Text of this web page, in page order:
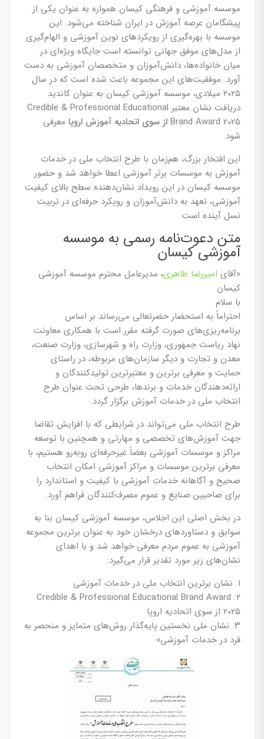
موسسه آموزشی و فرهنگی کیسان همواره به عنوان یکی از
پیشگامان عرصه آموزش در ایران شناخته می‌شود. این
موسسه با بهره‌گیری از رویکردهای نوین آموزشی و الهام‌گیری
از مدل‌های موفق جهانی توانسته است جایگاه ویژه‌ای در
میان خانواده‌ها، دانش‌آموزان و متخصصان آموزشی به دست
آورد. موفقیت‌های این مجموعه باعث شده است که در سال
۲۰۲۵ میلادی، موسسه آموزشی کیسان به عنوان کاندید
دریافت نشان معتبر Credible & Professional Educational
Brand Award 2025 از سوی اتحادیه آموزش اروپا معرفی
شود.
این افتخار بزرگ، هم‌زمان با طرح انتخاب ملی در خدمات
آموزش به موسسات برتر آموزشی اعطا خواهد شد و حضور
موسسه کیسان در این رویداد نشان‌دهنده سطح بالای کیفیت
آموزشی، تعهد به دانش‌آموزان و رویکرد حرفه‌ای در تربیت
نسل آینده است.
متن دعوت‌نامه رسمی به موسسه
آموزشی کیسان
«آقای امیررضا طاهری، مدیرعامل محترم موسسه آموزشی
کیسان
با سلام
احتراماً به استحضار حضرتعالی می‌رساند بر اساس
برنامه‌ریزی‌های صورت گرفته مقرر است با همکاری معاونت
نهاد ریاست جمهوری، وزارت راه و شهرسازی، وزارت صنعت،
معدن و تجارت و دیگر سازمان‌های مربوطه، در راستای
حمایت و معرفی برترین و معتبرترین تولیدکنندگان و
ارائه‌دهندگان خدمات و برندها، طرحی تحت عنوان طرح
انتخاب ملی در خدمات آموزش برگزار گردد.
طرح انتخاب ملی می‌تواند در شرایطی که با افزایش تقاضا
جهت آموزش‌های تخصصی و مهارتی و همچنین با توسعه
مراکز و موسسات آموزشی بعضاً غیرحرفه‌ای روبه‌رو هستیم، با
معرفی برترین موسسات و مراکز آموزشی امکان انتخاب
صحیح و آگاهانه خدمات آموزشی با کیفیت و استاندارد را
برای صاحبین صنایع و عموم مصرف‌کنندگان فراهم آورد.
در بخش اصلی این اجلاس، موسسه آموزشی کیسان بنا به
سوابق و دستاوردهای درخشان خود به عنوان برترین مجموعه
آموزشی به عموم مردم معرفی خواهد شد و با اهدای
نشان‌های زیر مورد تقدیر قرار می‌گیرد:
۱. نشان برترین انتخاب ملی در خدمات آموزشی
۲. Credible & Professional Educational Brand Award
2025 از سوی اتحادیه اروپا
۳. نشان ملی نخستین پایه‌گذار روش‌های متمایز و منحصر به
فرد در خدمات آموزشی»